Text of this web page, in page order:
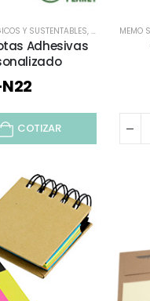
Y SUSTENTABLES, ESCRITORIO,
Adhesivas
COTIZAR
MEMO